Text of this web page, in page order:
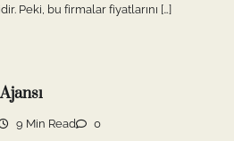
Peki, bu firmalar fiyatlarını […]
9 Min Read 0